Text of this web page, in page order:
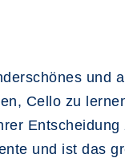
und
Cello zu
Entscheidung
und ist das